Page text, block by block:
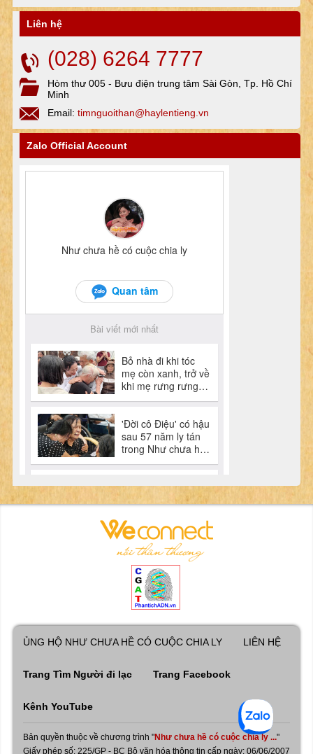
Liên hệ
(028) 6264 7777
Hòm thư 005 - Bưu điện trung tâm Sài Gòn, Tp. Hồ Chí
Minh
Email: timnguoithan@haylentieng.vn
Zalo Official Account
ỦNG HỘ NHƯ CHƯA HỀ CÓ CUỘC CHIA LY LIÊN HỆ
Trang Tìm Người đi lạc Trang Facebook
Kênh YouTube
Bản quyền thuộc về chương trình "Như chưa hề có cuộc chia ly ..."
Giấy phép số: 225/GP - BC Bộ văn hóa thông tin cấp ngày: 06/06/2007